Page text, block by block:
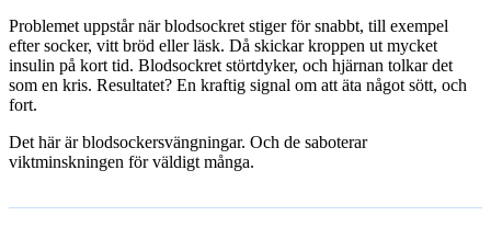
Problemet uppstår när blodsockret stiger för snabbt, till exempel
efter socker, vitt bröd eller läsk. Då skickar kroppen ut mycket
insulin på kort tid. Blodsockret störtdyker, och hjärnan tolkar det
som en kris. Resultatet? En kraftig signal om att äta något sött, och
fort.
Det här är blodsockersvängningar. Och de saboterar
viktminskningen för väldigt många.